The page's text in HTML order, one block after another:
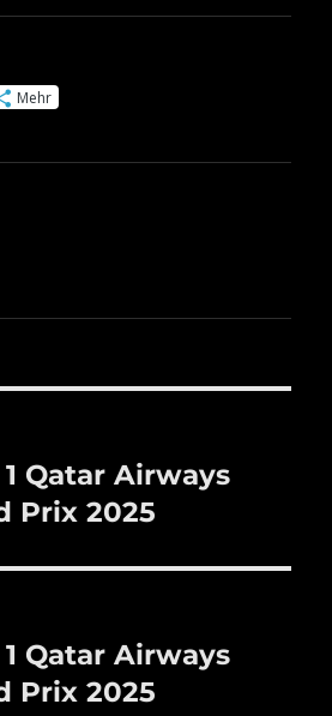
Mehr
Qatar Airways
Prix 2025
Qatar Airways
Prix 2025